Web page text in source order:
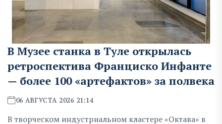
В Музее станка в Туле открылась
ретроспектива Франциско Инфанте
— более 100 «артефактов» за полвека
06 АВГУСТА 2026 21:14
В творческом индустриальном кластере «Октава» в